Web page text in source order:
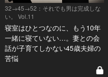
32→45→52：それでも男は完成しな
い。 Vol.11
寝室はひとつなのに、もう10年
一緒に寝ていない…。妻との会
話が子育てしかない45歳夫婦の
苦悩